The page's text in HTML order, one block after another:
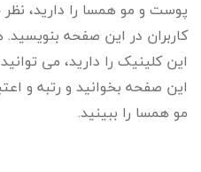
پوست و مو همسا را دارید، نظر
کاربران در این صفحه
این کلینیک را دارید، می
این صفحه بخوانید و رتبه و
مو همسا را ببینید.